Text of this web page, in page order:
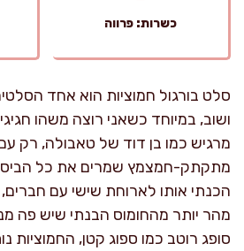
כשרות: פרווה
סלט בורגול חמוציות הוא אחד
ושוב, במיוחד כשאני רוצה משהו
מרגיש כמו בן דוד של טאבולה, רק עם
מתקתק-חמצמץ שמרים את כל
הכנתי אותו לארוחת שישי עם
מהר יותר מהחומוס הבנתי שיש פה
סופג רוטב כמו ספוג קטן, החמוציות